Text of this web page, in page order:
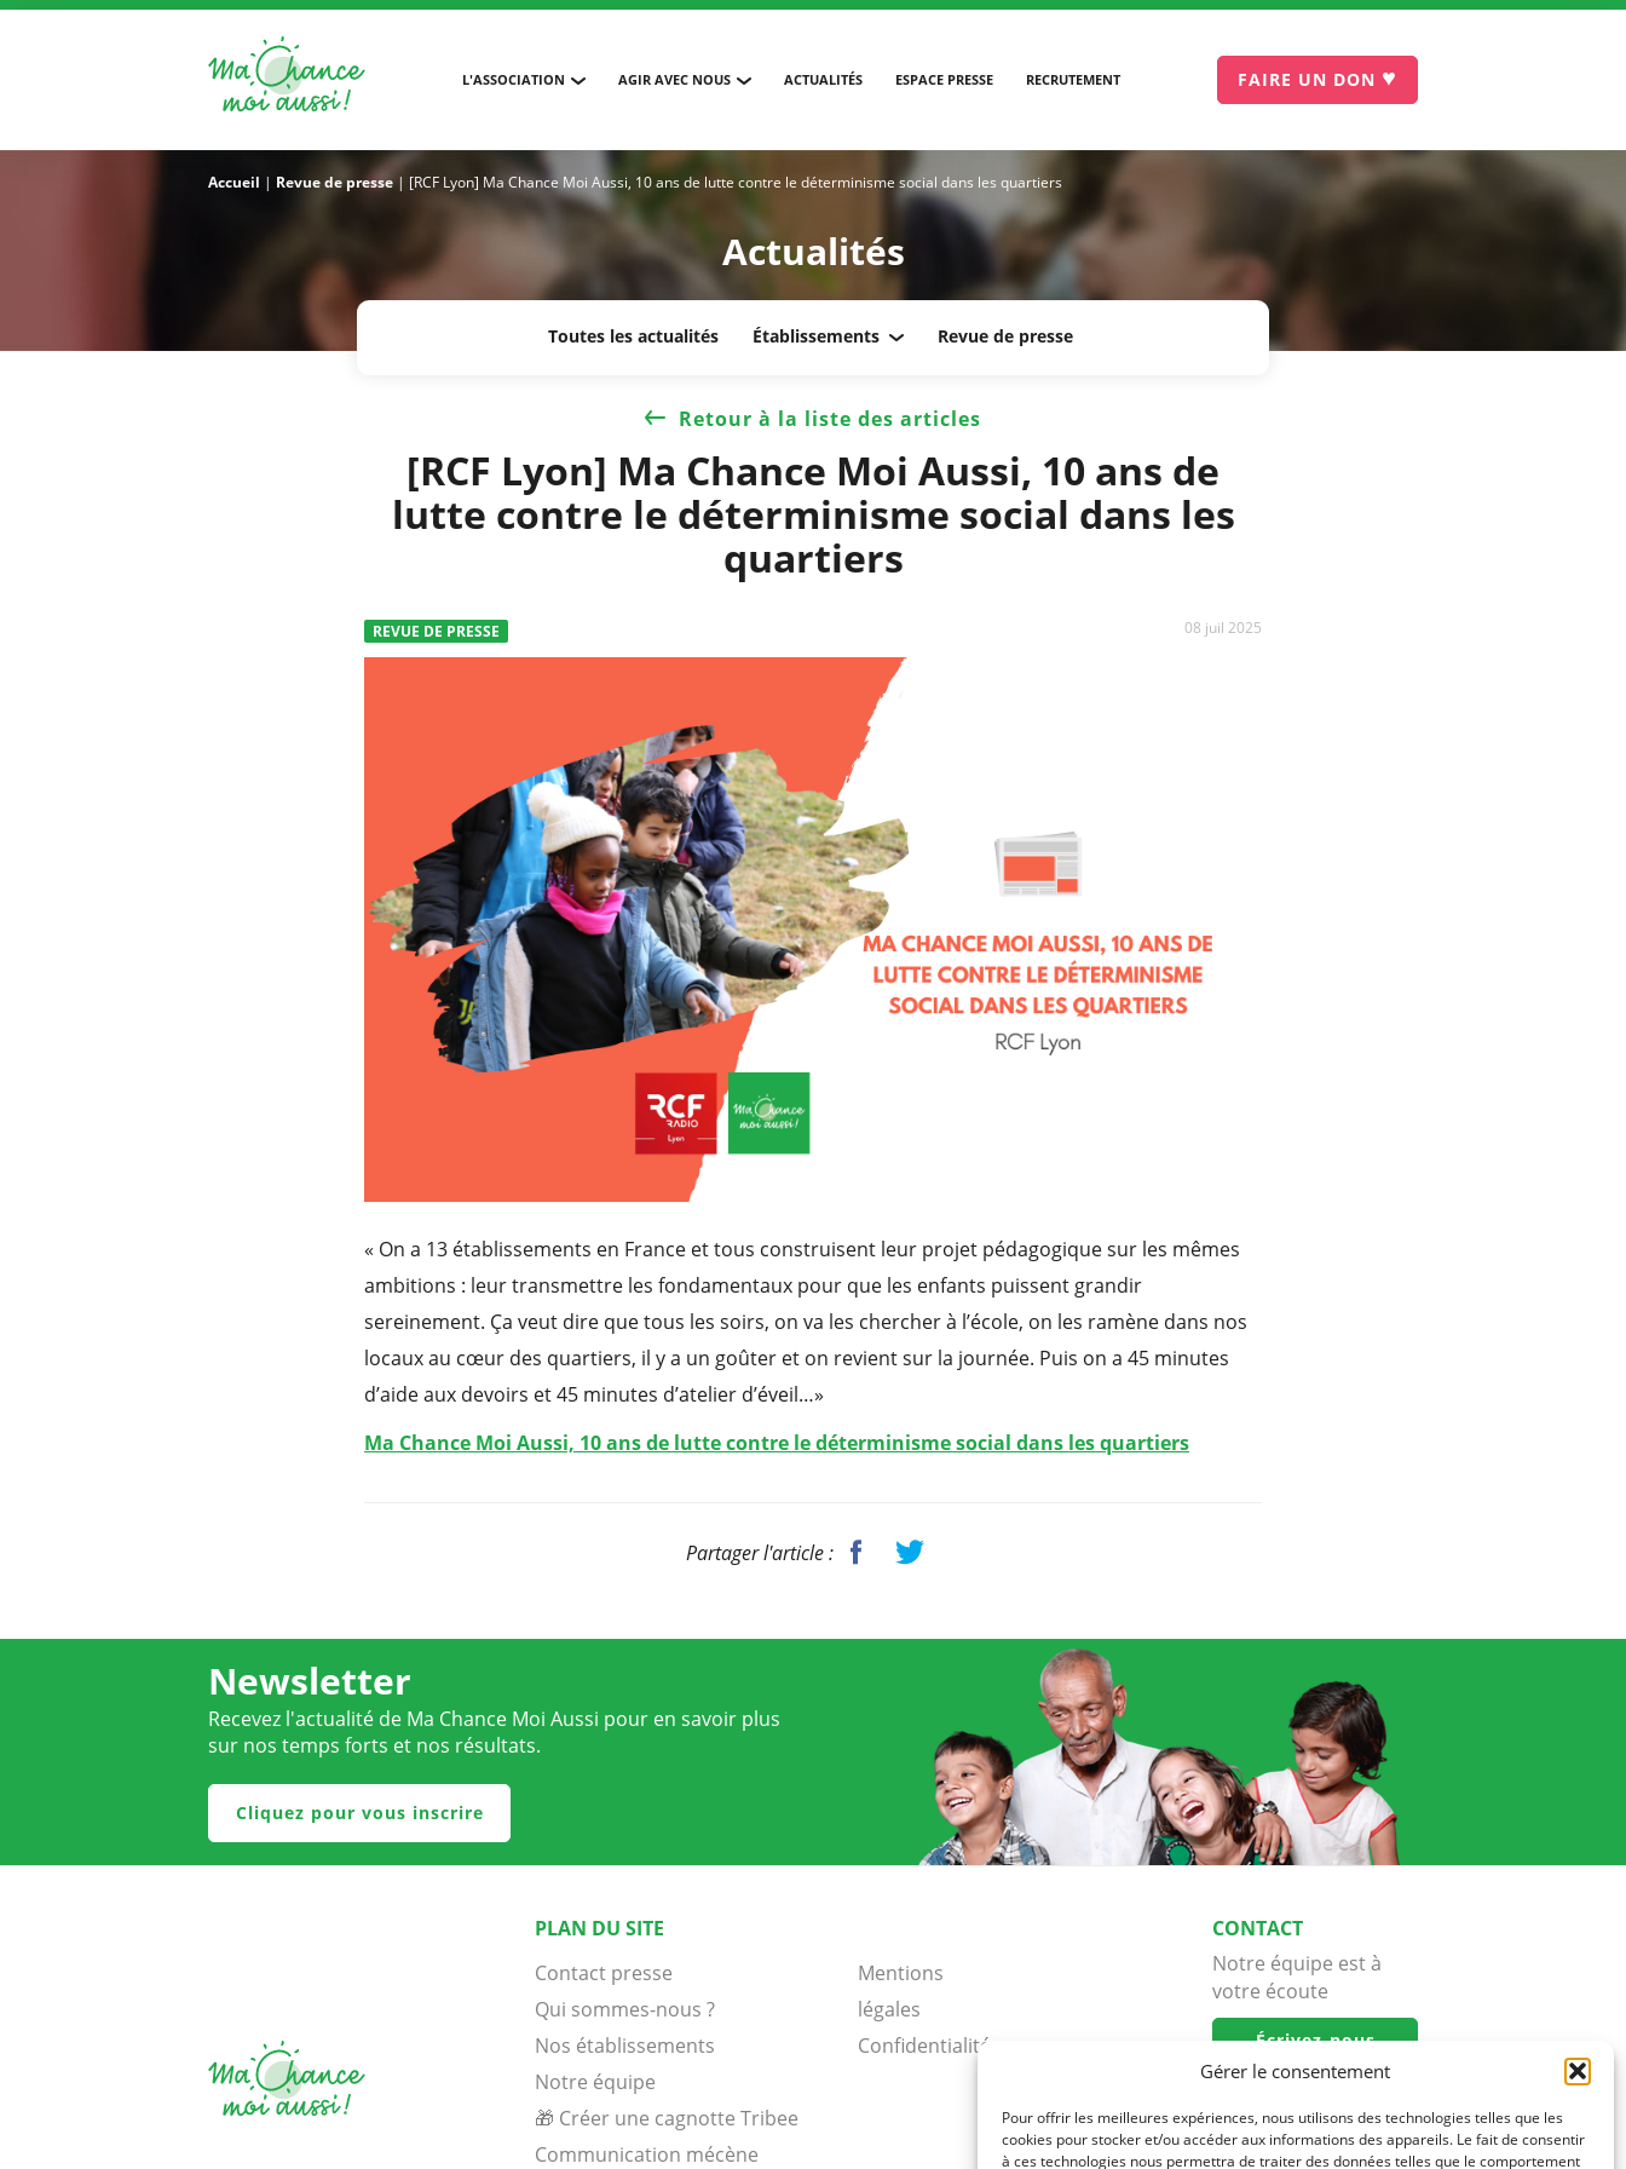
Gérer le consentement
Pour offrir les meilleures expériences, nous utilisons des technologies telles que les
cookies pour stocker et/ou accéder aux informations des appareils. Le fait de consentir
à ces technologies nous permettra de traiter des données telles que le comportement
L'ASSOCIATION AGIR AVEC NOUS ACTUALITÉS ESPACE PRESSE RECRUTEMENT FAIRE UN DON ♥
Accueil | Revue de presse| [RCF Lyon] Ma Chance Moi Aussi, 10 ans de lutte contre le déterminisme social dans les quartiers
Actualités
Toutes les actualités Établissements Revue de presse
Retour à la liste des articles
[RCF Lyon] Ma Chance Moi Aussi, 10 ans de
lutte contre le déterminisme social dans les
quartiers
REVUE DE PRESSE 08 juil 2025
« On a 13 établissements en France et tous construisent leur projet pédagogique sur les mêmes
ambitions : leur transmettre les fondamentaux pour que les enfants puissent grandir
sereinement. Ça veut dire que tous les soirs, on va les chercher à l’école, on les ramène dans nos
locaux au cœur des quartiers, il y a un goûter et on revient sur la journée. Puis on a 45 minutes
d’aide aux devoirs et 45 minutes d’atelier d’éveil…»
Ma Chance Moi Aussi, 10 ans de lutte contre le déterminisme social dans les quartiers
Partager l'article :
Newsletter
Recevez l'actualité de Ma Chance Moi Aussi pour en savoir plus
sur nos temps forts et nos résultats.
Cliquez pour vous inscrire
CONTACT
Notre équipe est à
votre écoute
Écrivez-nous
PLAN DU SITE
Contact presse
Qui sommes-nous ?
Nos établissements
Notre équipe
🎁 Créer une cagnotte Tribee
Communication mécène
Mentions
légales
Confidentialité